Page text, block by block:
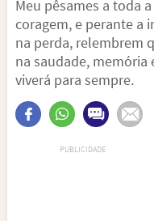
Meu pêsames a toda
coragem, e perante a
na perda, relembrem
na saudade, memória
viverá para sempre.